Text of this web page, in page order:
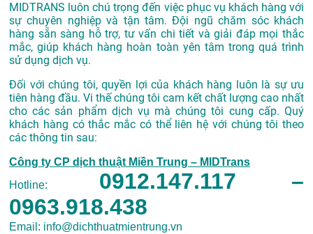
MIDTRANS luôn chú trọng đến việc phục vụ khách hàng với
sự chuyên nghiệp và tận tâm. Đội ngũ chăm sóc khách
hàng sẵn sàng hỗ trợ, tư vấn chi tiết và giải đáp mọi thắc
mắc, giúp khách hàng hoàn toàn yên tâm trong quá trình
sử dụng dịch vụ.
Đối với chúng tôi, quyền lợi của khách hàng luôn là sự ưu
tiên hàng đầu. Vi thế chúng tôi cam kết chất lượng cao nhất
cho các sản phẩm dịch vụ mà chúng tôi cung cấp. Quý
khách hàng có thắc mắc có thể liên hệ với chúng tôi theo
các thông tin sau:
Công ty CP dịch thuật Miền Trung – MIDTrans
Hotline: 0912.147.117 –
0963.918.438
Email: info@dichthuatmientrung.vn